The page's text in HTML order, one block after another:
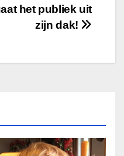
het publiek uit
zijn dak!